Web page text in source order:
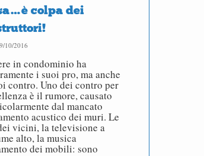
colpa dei
10/2016
in condominio ha
i suoi pro, ma anche
contro. Uno dei contro per
è il rumore, causato
dal mancato
acustico dei muri. Le
vicini, la televisione a
alto, la musica
dei mobili: sono